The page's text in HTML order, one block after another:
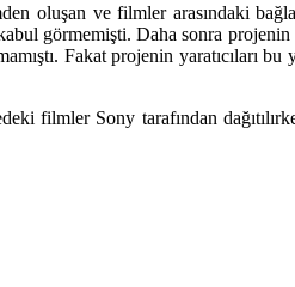
oluşan ve filmler arasındaki
görmemişti. Daha sonra projenin
Fakat projenin yaratıcıları bu
filmler Sony tarafından